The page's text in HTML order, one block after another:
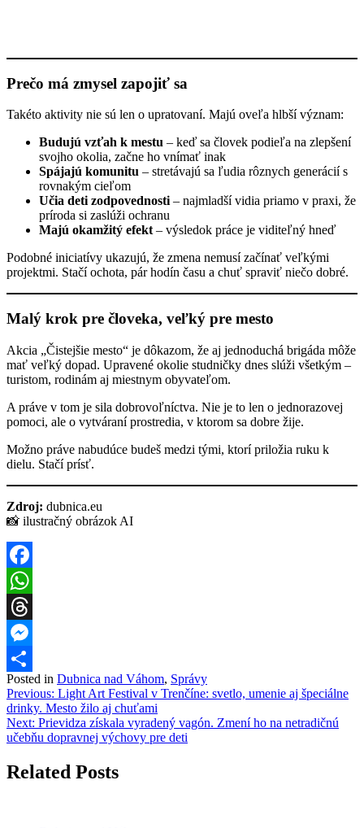
Prečo má zmysel zapojiť sa
Takéto aktivity nie sú len o upratovaní. Majú oveľa hlbší význam:
Budujú vzťah k mestu – keď sa človek podieľa na zlepšení
svojho okolia, začne ho vnímať inak
Spájajú komunitu – stretávajú sa ľudia rôznych generácií s
rovnakým cieľom
Učia deti zodpovednosti – najmladší vidia priamo v praxi, že
príroda si zaslúži ochranu
Majú okamžitý efekt – výsledok práce je viditeľný hneď
Podobné iniciatívy ukazujú, že zmena nemusí začínať veľkými
projektmi. Stačí ochota, pár hodín času a chuť spraviť niečo dobré.
Malý krok pre človeka, veľký pre mesto
Akcia „Čistejšie mesto“ je dôkazom, že aj jednoduchá brigáda môže
mať veľký dopad. Upravené okolie studničky dnes slúži všetkým –
turistom, rodinám aj miestnym obyvateľom.
A práve v tom je sila dobrovoľníctva. Nie je to len o jednorazovej
pomoci, ale o vytváraní prostredia, v ktorom sa dobre žije.
Možno práve nabudúce budeš medzi tými, ktorí priložia ruku k
dielu. Stačí prísť.
Zdroj: dubnica.eu
📸 ilustračný obrázok AI
Facebook
WhatsApp
Threads
Messenger
Share
Posted in Dubnica nad Váhom, Správy
Navigácia
v
článku
Previous: Light Art Festival v Trenčíne: svetlo, umenie aj špeciálne
drinky. Mesto žilo aj chuťami
Next: Prievidza získala vyradený vagón. Zmení ho na netradičnú
učebňu dopravnej výchovy pre deti
Related Posts